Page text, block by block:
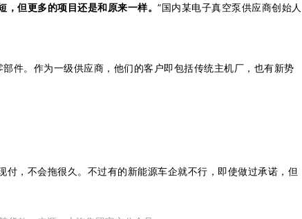
，但更多的项目还是和原来一样。”国内某电子真空泵供应商创始人
件。作为一级供应商，他们的客户即包括传统主机厂，也有新势
，不会拖很久。不过有的新能源车企就不行，即使做过承诺，但